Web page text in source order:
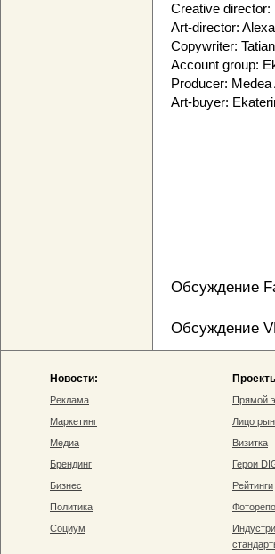
Creative director:
Art-director:
Copywriter:
Account group:
Producer: Medea
Art-buyer:
Обсуждение
Обсуждение
Новости:
Реклама
Маркетинг
Медиа
Брендинг
Бизнес
Политика
Социум
Прямой
Лицо
Визитка
Герои
Рейтинги